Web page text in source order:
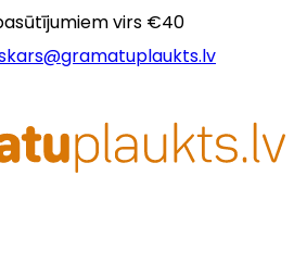
virs €40